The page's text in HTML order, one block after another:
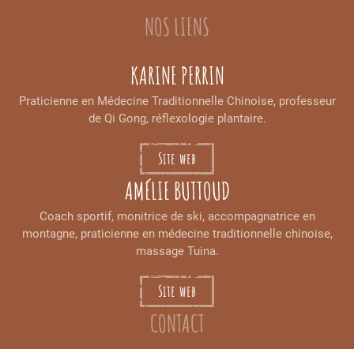
NOS LIENS
KARINE PERRIN
Praticienne en Médecine Traditionnelle Chinoise, professeur
de Qi Gong, réflexologie plantaire.
Site web
AMÉLIE BUTTOUD
Coach sportif, monitrice de ski, accompagnatrice en
montagne, praticienne en médecine traditionnelle chinoise,
massage Tuina.
Site web
CONTACT